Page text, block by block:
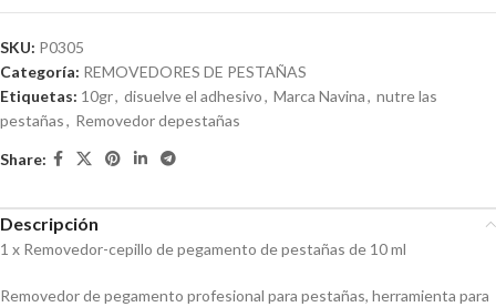
SKU: P0305
Categoría: REMOVEDORES DE PESTAÑAS
Etiquetas: 10gr, disuelve el adhesivo, Marca Navina, nutre las
pestañas, Removedor depestañas
Share:
Descripción
1 x Removedor-cepillo de pegamento de pestañas de 10 ml
Removedor de pegamento profesional para pestañas, herramienta para